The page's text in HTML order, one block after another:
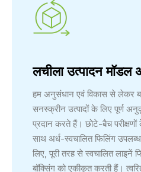
लचीला उत्पादन
हम अनुसंधान एवं विकास से लेकर
सनस्क्रीन उत्पादों के लिए पूर्ण
प्रदान करते हैं। छोटे-बैच
साथ अर्ध-स्वचालित फिलिंग
लिए, पूरी तरह से स्वचालित लाइनें
बॉक्सिंग को एकीकृत करती हैं।